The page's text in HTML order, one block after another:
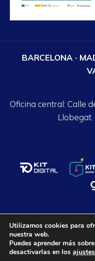
BARCELONA ·
Oficina central: Calle
Llobegat.
Axalpha Consulting ©
Aviso legal Política de
Utilizamos cookies para
nuestra web.
Puedes aprender más
desactivarlas en los ajustes